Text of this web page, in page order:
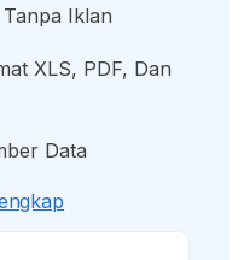
Iklan
XLS, PDF, Dan
Data